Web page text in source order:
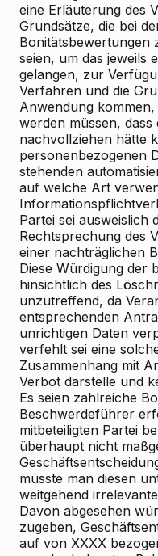
eine Erläuterung des
Grundsätze, die bei
Bonitätsbewertungen
seien, um das jeweils
gelangen, zur
Verfahren und die
Anwendung
werden müssen,
nachvollziehen hätte
personenbezogenen
stehenden
auf welche Art
Partei sei ausweislich
Rechtsprechung des
einer nachträglichen
Diese Würdigung der
hinsichtlich des
unzutreffend, da
entsprechenden
unrichtigen Daten
verfehlt sei eine
Zusammenhang mit
Verbot darstelle und
Es seien zahlreiche
Beschwerdeführer
mitbeteiligten Partei
überhaupt nicht
müsste man diesen
weitgehend
Davon abgesehen
zugeben,
auf von XXXX